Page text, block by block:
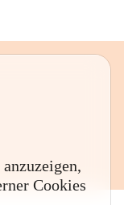
Cookies